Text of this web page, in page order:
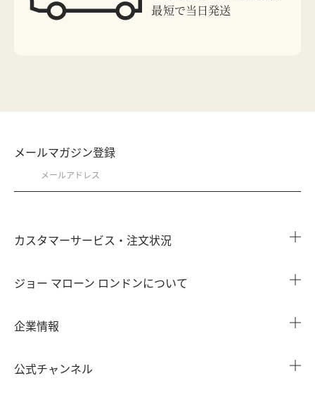
最短で当日発送
メールマガジン登録
カスタマーサービス・注文状況
会員情報
注文履歴
ジョー マローン ロンドンについて
カウンターサービス予約
企業情報
公式チャンネル